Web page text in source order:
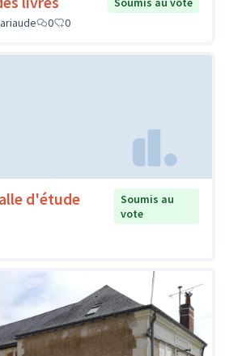
0 0
d'étude
Soumis au
vote